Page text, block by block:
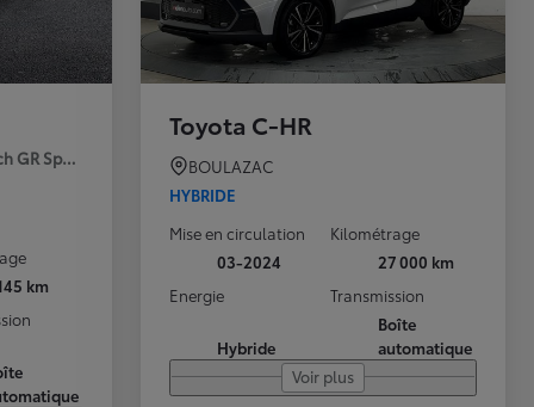
GR Sport Premiere MY25
km
Toyota C-HR
BOULAZAC
HYBRIDE
Mise en circulation
03-2024
Kilométrage
27 000 km
Energie
Hybride
Transmission
Boîte
automatique
Voir plus